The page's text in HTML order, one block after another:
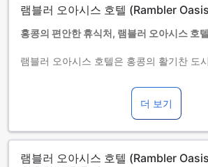
2025년 1월 1일부터 홍콩에서는 숙소가 제
이로 인해 총 숙박 비용이 변동될 수 있습니
자세한 내용은 홍콩 국세청 웹사이트를 참
유아 및 아동 간이침대 사용 안내
객실 내 기존 침대를 이용하면 무료로 투숙
간이침대 사용 가능 여부는 객실별로 다릅
램블러 오아시스 호텔 (Rambler
홍콩의 편안한 휴식처, 램블러 오아시스 호텔
램블러 오아시스 호텔은 홍콩의 활기찬 도
위기를 제공합니다. 2006년에 문을 연 이
자인과 편리한 시설을 갖추고 있어 여행객
경험을 선사합니다. 공항에서 차로 약 30분
발이 매우 편리하며, 여행의 시작과 끝을
줍니다.
이 호텔은 총 822개의 넓고 쾌적한 객실을
더 보기
램블러 오아시스 호텔 (Rambler